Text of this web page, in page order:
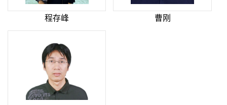
程存峰 曹刚